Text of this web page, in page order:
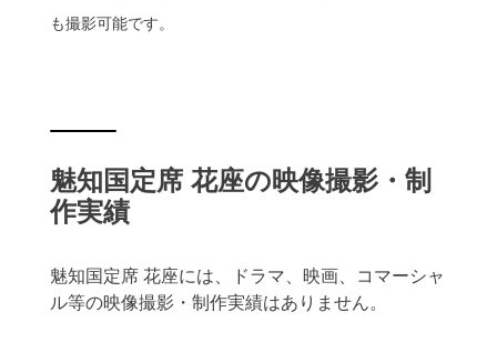
も撮影可能です。
魅知国定席 花座の映像撮影・制
作実績
魅知国定席 花座には、ドラマ、映画、コマーシャ
ル等の映像撮影・制作実績はありません。